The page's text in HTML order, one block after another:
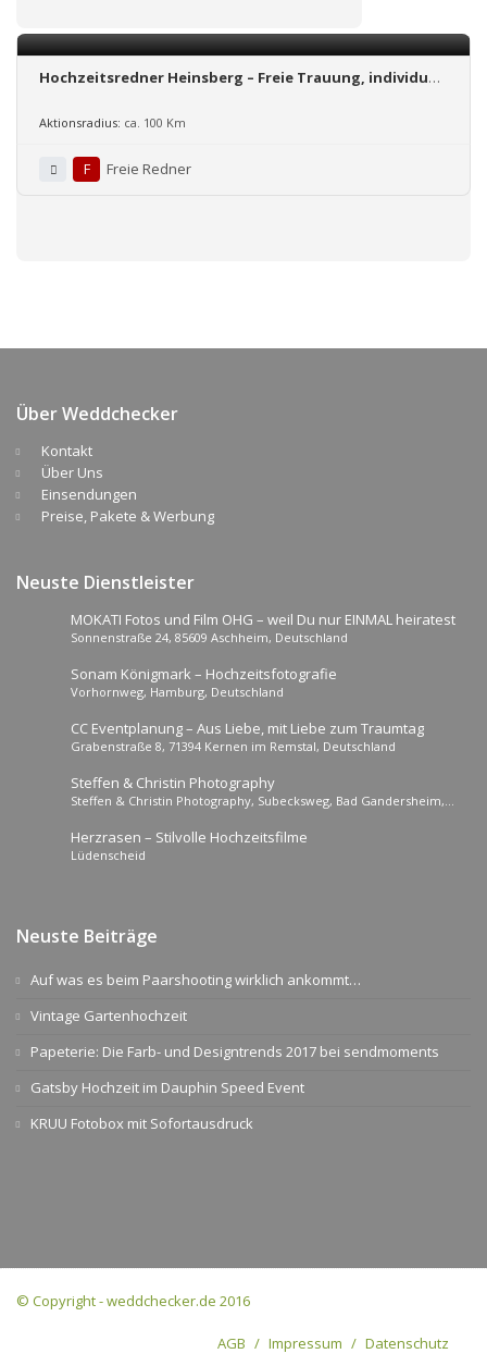
Hochzeitsredner Heinsberg – Freie Trauung, individuell
Aktionsradius: ca. 100 Km
F Freie Redner
Über Weddchecker
Kontakt
Über Uns
Einsendungen
Preise, Pakete & Werbung
Neuste Dienstleister
MOKATI Fotos und Film OHG – weil Du nur EINMAL heiratest
Sonnenstraße 24, 85609 Aschheim, Deutschland
Sonam Königmark – Hochzeitsfotografie
Vorhornweg, Hamburg, Deutschland
CC Eventplanung – Aus Liebe, mit Liebe zum Traumtag
Grabenstraße 8, 71394 Kernen im Remstal, Deutschland
Steffen & Christin Photography
Steffen & Christin Photography, Subecksweg, Bad Gandersheim,
Herzrasen – Stilvolle Hochzeitsfilme
Lüdenscheid
Neuste Beiträge
Auf was es beim Paarshooting wirklich ankommt…
Vintage Gartenhochzeit
Papeterie: Die Farb- und Designtrends 2017 bei sendmoments
Gatsby Hochzeit im Dauphin Speed Event
KRUU Fotobox mit Sofortausdruck
© Copyright - weddchecker.de 2016
AGB Impressum Datenschutz